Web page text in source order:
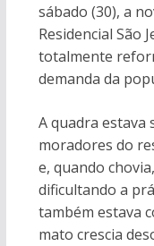
sábado (30), a
Residencial São
totalmente
demanda da
A quadra estava
moradores do
e, quando
dificultando a
também estava
mato crescia